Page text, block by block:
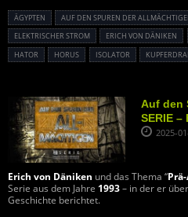
ÄGYPTEN AUF DEN SPUREN DER
ELEKTRISCHER STROM
ERICH VON DÄNIKEN
HATOR
HORUS ISOLATOR
Auf den
SERIE
2025-
Erich von Däniken und das Thema “
Serie aus dem Jahre 1993– in der er
Geschichte berichtet.